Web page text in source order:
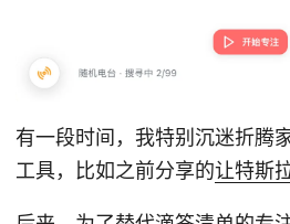
有一段时间，我特别沉迷折腾
工具，比如之前分享的让特斯